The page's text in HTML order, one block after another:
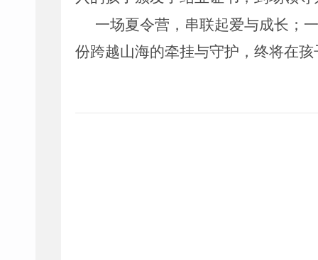
一场夏令营，串联起爱与成长；
份跨越山海的牵挂与守护，终将在